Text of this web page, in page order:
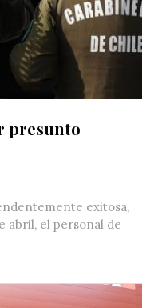
presunto
exitosa,
abril, el personal de